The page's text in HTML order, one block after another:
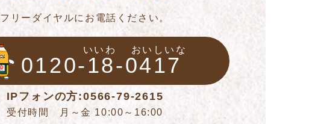
フリーダイヤルにお電話ください。
いいわ おいしいな
0120-18-0417
IPフォンの方:0566-79-2615
受付時間 月～金 10:00～16:00